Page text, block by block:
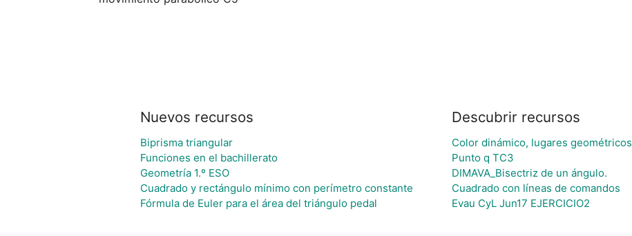
Nuevos recursos
Biprisma triangular
Funciones en el bachillerato
Geometría 1.º ESO
Cuadrado y rectángulo mínimo con perímetro constante
Fórmula de Euler para el área del triángulo pedal
Descubrir recursos
Color dinámico, lugares geométricos
Punto q TC3
DIMAVA_Bisectriz de un ángulo.
Cuadrado con líneas de comandos
Evau CyL Jun17 EJERCICIO2